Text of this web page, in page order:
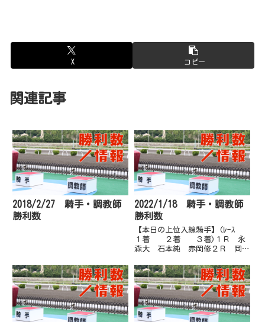
X コピー
関連記事
2018/2/27 騎手・調教師
勝利数
2022/1/18 騎手・調教師
勝利数
【本日の上位入線騎手】(ﾚｰｽ
１着 ２着 ３着)１Ｒ 永
森大 石本純 赤岡修２Ｒ 岡遼
修 葛山晃 永森大４Ｒ 永森
大 岡村卓 赤岡修５Ｒ 郷間
勇 赤岡修 岡遼太６Ｒ 郷間
勇 葛山晃 永森大７Ｒ 塚本
雄 林謙...